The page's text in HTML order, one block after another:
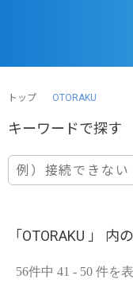
トップ OTORAKU
「OTORAKU 」 内
56件中 41 - 50 件を